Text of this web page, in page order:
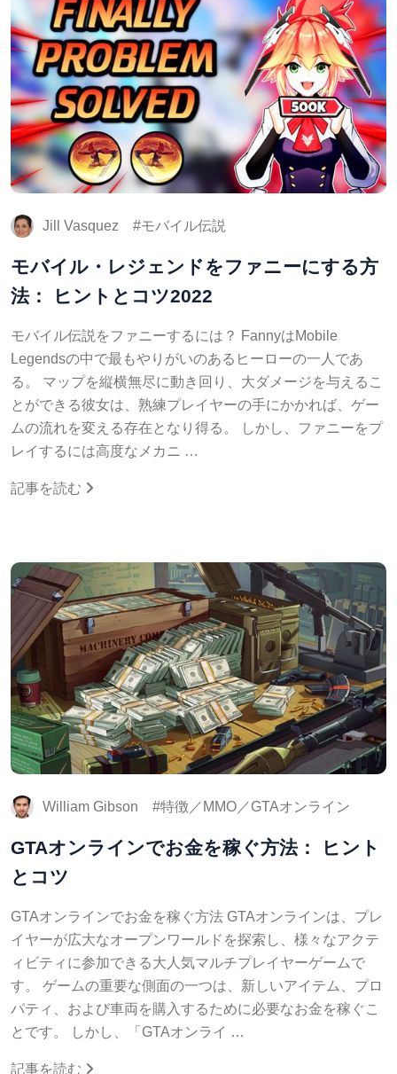
Jill Vasquez モバイル伝説
モバイル・レジェンドをファニーにする方
法： ヒントとコツ2022
モバイル伝説をファニーするには？ FannyはMobile
Legendsの中で最もやりがいのあるヒーローの一人であ
る。 マップを縦横無尽に動き回り、大ダメージを与えるこ
とができる彼女は、熟練プレイヤーの手にかかれば、ゲー
ムの流れを変える存在となり得る。 しかし、ファニーをプ
レイするには高度なメカニ …
記事を読む
William Gibson 特徴／MMO／GTAオンライン
GTAオンラインでお金を稼ぐ方法： ヒント
とコツ
GTAオンラインでお金を稼ぐ方法 GTAオンラインは、プレ
イヤーが広大なオープンワールドを探索し、様々なアクテ
ィビティに参加できる大人気マルチプレイヤーゲームで
す。 ゲームの重要な側面の一つは、新しいアイテム、プロ
パティ、および車両を購入するために必要なお金を稼ぐこ
とです。 しかし、「GTAオンライ …
記事を読む